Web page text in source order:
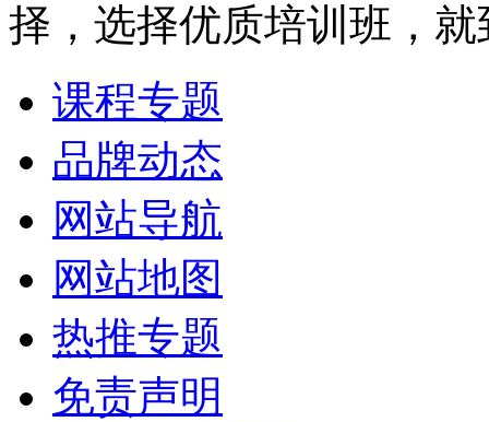
择，选择优质培训班，
课程专题
品牌动态
网站导航
网站地图
热推专题
免责声明